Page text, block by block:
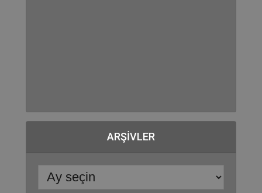
ARŞIVLER